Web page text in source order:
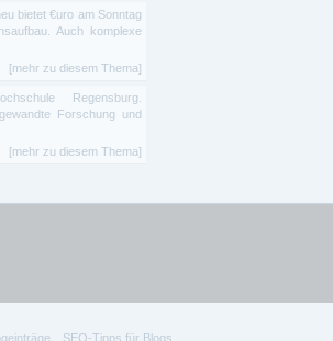
bietet €uro am Sonntag
Auch komplexe
[mehr zu diesem Thema]
Regensburg.
Forschung und
[mehr zu diesem Thema]
SEO-Tipps für Blogs